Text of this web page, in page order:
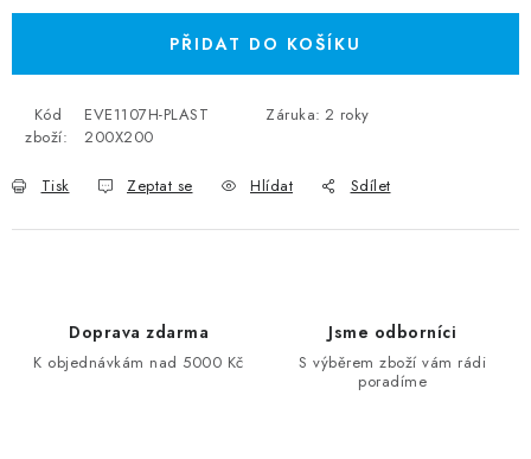
PŘIDAT DO KOŠÍKU
Kód
zboží:
EVE1107H-PLAST
200X200
Záruka: 2 roky
Tisk Zeptat se Hlídat Sdílet
Doprava zdarma
K objednávkám nad 5000 Kč
Jsme odborníci
S výběrem zboží vám rádi
poradíme